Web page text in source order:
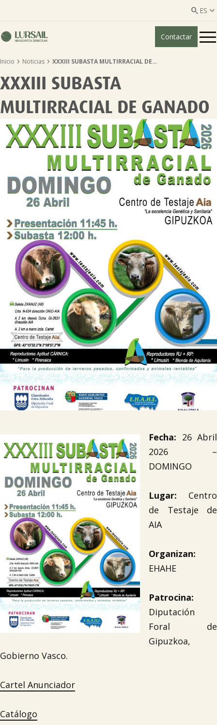
 ES 
ES
Quiénes somos
Servicios ganadería 
Servicios agricultura
Entidades asociadas
Noticias 
Tablón de anuncios
Lursail Market
Contactar
Inicio  Noticias  XXXIII SUBASTA MULTIRRACIAL DE…
XXXIII SUBASTA
MULTIRRACIAL DE GANADO
Fecha: 26 Abril
2026 –
DOMINGO
Lugar: Centro
de Testaje de
AIA
Organizan:
EHAHE
Patrocina:
Diputación
Foral de
Gipuzkoa,
Gobierno Vasco.
Cartel Anunciador
Catálogo